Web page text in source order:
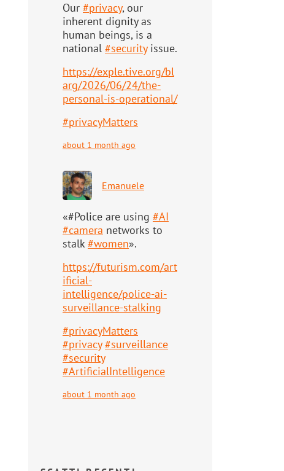
Our #privacy, our
inherent dignity as
human beings, is a
national #securityissue.
https://exple.tive.org/bl
arg/2026/06/24/the-
personal-is-operational/
#privacyMatters
about 1 month ago
Emanuele
«#Police are using #AI
#camera networks to
stalk#women».
https://futurism.com/art
ificial-
intelligence/police-ai-
surveillance-stalking
#privacyMatters
#privacy #surveillance
#security
#ArtificialIntelligence
about 1 month ago